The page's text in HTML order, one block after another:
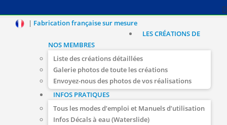
| Fabrication française sur mesure
LES CRÉATIONS DE
NOS MEMBRES
Liste des créations détaillées
Galerie photos de toute les créations
Envoyez-nous des photos de vos réalisations
INFOS PRATIQUES
Tous les modes d’emploi et Manuels d’utilisation
Infos Décals à eau (Waterslide)